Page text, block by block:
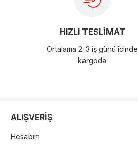
HIZLI TESLİMAT
Ortalama 2-3 iş günü içinde
kargoda
ALIŞVERİŞ
Hesabım